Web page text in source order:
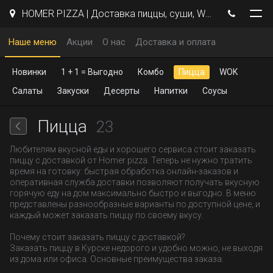
HOMER PIZZA | Доставка пиццы, суши, WOK | Курск
Наше меню Акции О нас Доставка и оплата
Новинки 1 + 1 = Выгодно Комбо Пицца
WOK
Салаты
Закуски Десерты Напитки Соусы
Пицца 23
Любителям вкусной еды и хорошего сервиса стоит заказать
пиццу с доставкой от Homer pizza. Теперь не нужно тратить
время на готовку: быстрая обработка онлайн-заказов и
оперативная служба доставки позволяют получать вкусную
горячую еду на дом максимально быстро и выгодно. В меню
представлены разнообразные варианты по доступной цене, и
каждый может заказать пиццу по своему вкусу.
Почему стоит заказать пиццу с доставкой?
Заказать пиццу в Курске недорого и удобно можно, не выходя
из дома или офиса. Основные преимущества заказа: